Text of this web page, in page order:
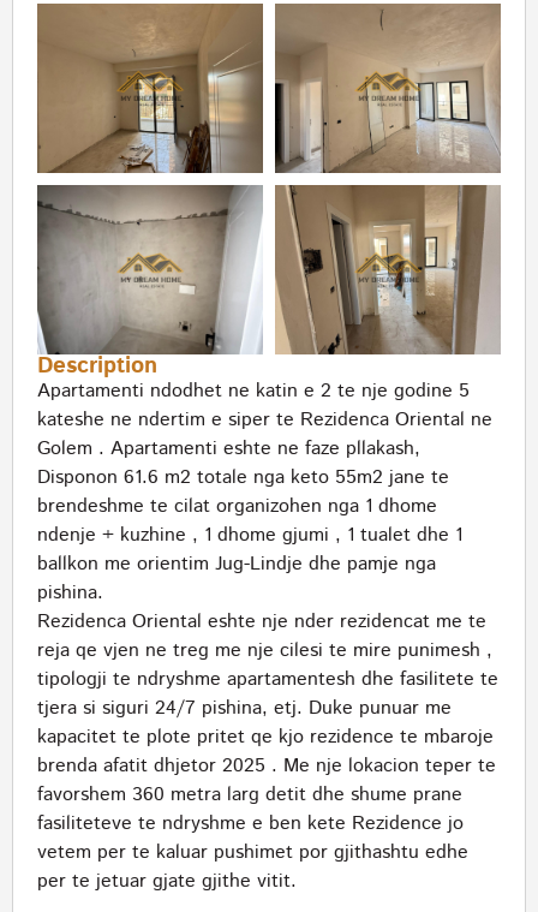
Description
Apartamenti ndodhet ne katin e 2 te nje godine 5
kateshe ne ndertim e siper te Rezidenca Oriental ne
Golem . Apartamenti eshte ne faze pllakash,
Disponon 61.6 m2 totale nga keto 55m2 jane te
brendeshme te cilat organizohen nga 1 dhome
ndenje + kuzhine , 1 dhome gjumi , 1 tualet dhe 1
ballkon me orientim Jug-Lindje dhe pamje nga
pishina.
Rezidenca Oriental eshte nje nder rezidencat me te
reja qe vjen ne treg me nje cilesi te mire punimesh ,
tipologji te ndryshme apartamentesh dhe fasilitete te
tjera si siguri 24/7 pishina, etj. Duke punuar me
kapacitet te plote pritet qe kjo rezidence te mbaroje
brenda afatit dhjetor 2025 . Me nje lokacion teper te
favorshem 360 metra larg detit dhe shume prane
fasiliteteve te ndryshme e ben kete Rezidence jo
vetem per te kaluar pushimet por gjithashtu edhe
per te jetuar gjate gjithe vitit.